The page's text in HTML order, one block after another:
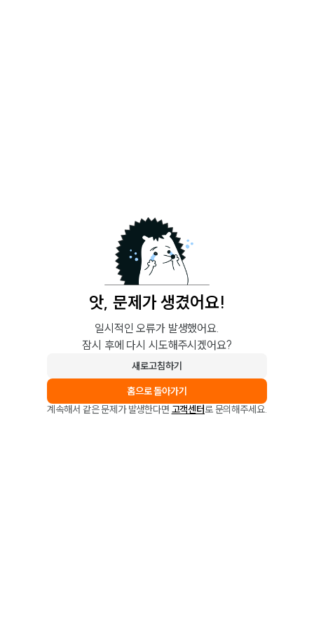
앗, 문제가 생겼어요!
일시적인 오류가 발생했어요.
잠시 후에 다시 시도해주시겠어요?
새로고침하기
홈으로 돌아가기
계속해서 같은 문제가 발생한다면 고객센터로 문의해주세요.